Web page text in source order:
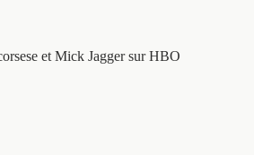
et Mick Jagger sur HBO